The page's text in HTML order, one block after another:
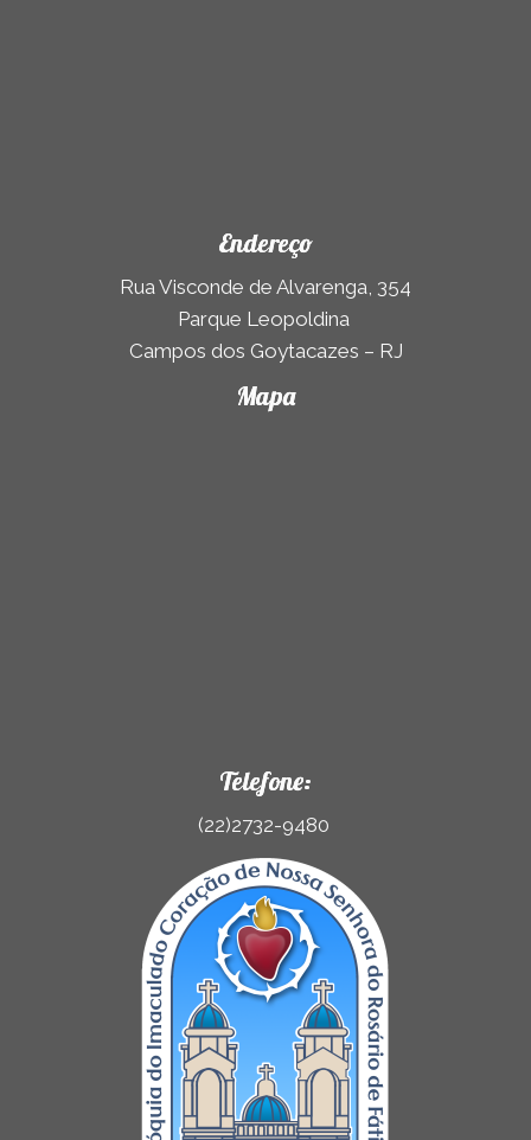
Endereço
Rua Visconde de Alvarenga, 354
Parque Leopoldina
Campos dos Goytacazes – RJ
Mapa
Telefone:
(22)2732-9480